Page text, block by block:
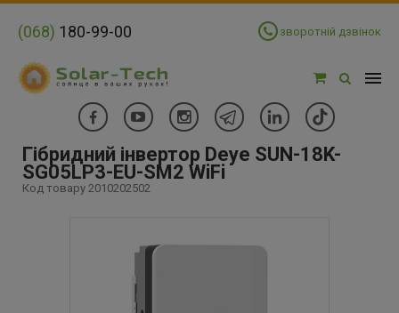
(068) 180-99-00 зворотній дзвінок
Гібридний інвертор Deye SUN-18K-
SG05LP3-EU-SM2 WiFi
Код товару 2010202502